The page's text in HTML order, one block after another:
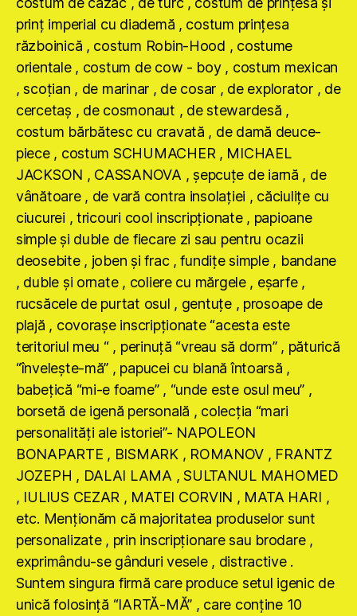
prinţ imperial cu diademă , costum prinţesa
războinică , costum Robin-Hood , costume
orientale , costum de cow - boy , costum mexican
, scoţian , de marinar , de cosar , de explorator , de
cercetaş , de cosmonaut , de stewardesă ,
costum bărbătesc cu cravată , de damă deuce-
piece , costum SCHUMACHER , MICHAEL
JACKSON , CASSANOVA , şepcuţe de iarnă , de
vânătoare , de vară contra insolaţiei , căciuliţe cu
ciucurei , tricouri cool inscripţionate , papioane
simple şi duble de fiecare zi sau pentru ocazii
deosebite , joben şi frac , fundiţe simple , bandane
, duble şi ornate , coliere cu mărgele , eşarfe ,
rucsăcele de purtat osul , gentuţe , prosoape de
plajă , covoraşe inscripţionate “acesta este
teritoriul meu “ , perinuţă “vreau să dorm” , păturică
“înveleşte-mă” , papucei cu blană întoarsă ,
babeţică “mi-e foame” , “unde este osul meu” ,
borsetă de igenă personală , colecţia “mari
personalităţi ale istoriei”- NAPOLEON
BONAPARTE , BISMARK , ROMANOV , FRANTZ
JOZEPH , DALAI LAMA , SULTANUL MAHOMED
, IULIUS CEZAR , MATEI CORVIN , MATA HARI ,
etc. Menţionăm că majoritatea produselor sunt
personalizate , prin inscripţionare sau brodare ,
exprimându-se gânduri vesele , distractive .
Suntem singura firmă care produce setul igenic de
unică folosinţă “IARTĂ-MĂ” , care conţine 10